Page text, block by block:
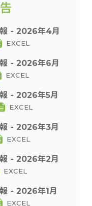
- 2026年4月
EXCEL
- 2026年6月
EXCEL
- 2026年5月
EXCEL
- 2026年3月
EXCEL
- 2026年2月
EXCEL
- 2026年1月
EXCEL